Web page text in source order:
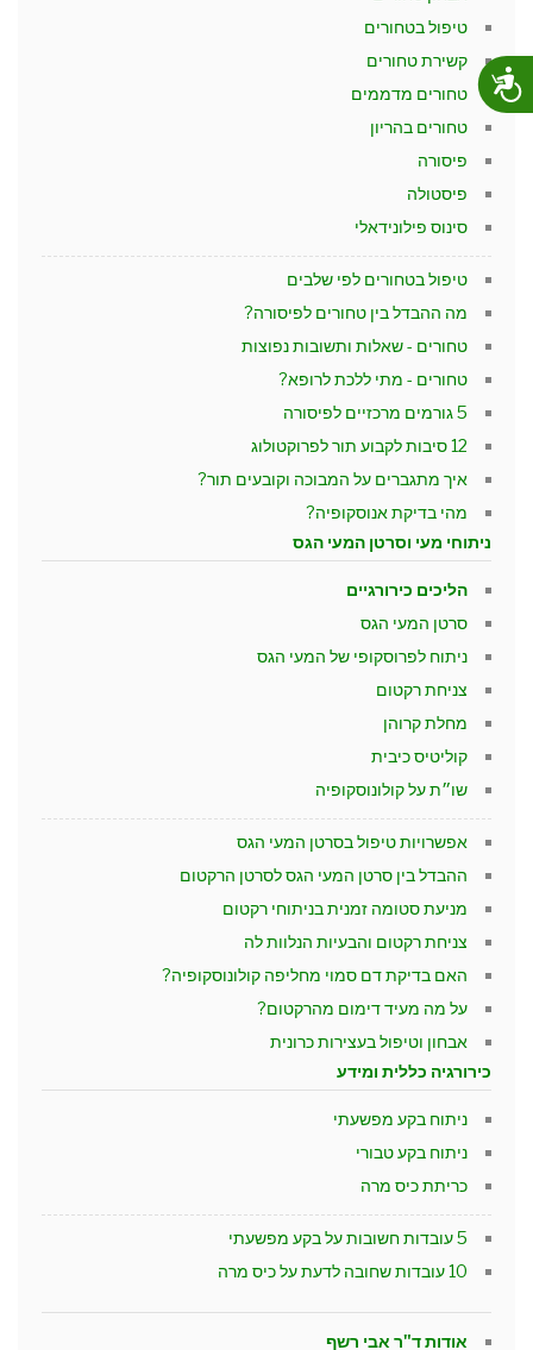
נגישות
טיפול בטחורים
קשירת טחורים
טחורים מדממים
טחורים בהריון
פיסורה
פיסטולה
סינוס פילונידאלי
טיפול בטחורים לפי שלבים
מה ההבדל בין טחורים לפיסורה?
טחורים - שאלות ותשובות נפוצות
טחורים - מתי ללכת לרופא?
5 גורמים מרכזיים לפיסורה
12 סיבות לקבוע תור לפרוקטולוג
איך מתגברים על המבוכה וקובעים תור?
מהי בדיקת אנוסקופיה?
ניתוחי מעי וסרטן המעי הגס
הליכים כירורגיים
סרטן המעי הגס
ניתוח לפרוסקופי של המעי הגס
צניחת רקטום
מחלת קרוהן
קוליטיס כיבית
שו״ת על קולונוסקופיה
אפשרויות טיפול בסרטן המעי הגס
ההבדל בין סרטן המעי הגס לסרטן הרקטום
מניעת סטומה זמנית בניתוחי רקטום
צניחת רקטום והבעיות הנלוות לה
האם בדיקת דם סמוי מחליפה קולונוסקופיה?
על מה מעיד דימום מהרקטום?
אבחון וטיפול בעצירות כרונית
כירורגיה כללית ומידע
ניתוח בקע מפשעתי
ניתוח בקע טבורי
כריתת כיס מרה
5 עובדות חשובות על בקע מפשעתי
10 עובדות שחובה לדעת על כיס מרה
אודות ד"ר אבי רשף